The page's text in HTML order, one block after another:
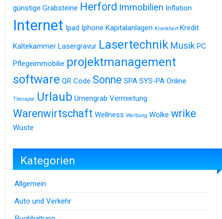
günstige Grabsteine Herford Immobilien Inflation
Internet Ipad Iphone Kapitalanlagen Krankheit Kredit
Kältekammer Lasergravur Lasertechnik Musik PC
Pflegeimmobilie projektmanagement
software QR Code Sonne SPA SYS-PA Online
Therapie Urlaub Urnengrab Vermietung
Warenwirtschaft Wellness Werbung Wolke wrike
Wüste
Kategorien
Allgemein
Auto und Verkehr